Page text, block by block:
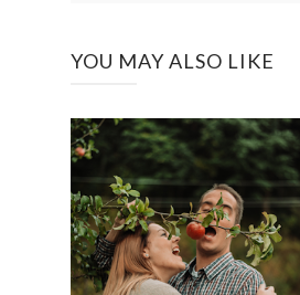
YOU MAY ALSO LIKE